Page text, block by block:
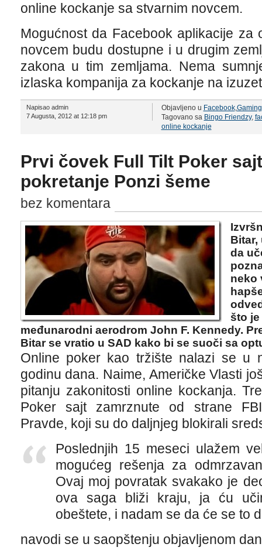
online kockanje sa stvarnim novcem.
Mogućnost da Facebook aplikacije za
novcem budu dostupne i u drugim
zakona u tim zemljama. Nema
izlaska kompanija za kockanje na
Napisao admin
7 Augusta, 2012 at 12:18 pm
Objavljeno u Facebook,Gaming
Tagovano sa Bingo Friendzy,
online kockanje
Prvi čovek Full Tilt Poker
pokretanje Ponzi šeme
bez komentara
Bitar,
da
neko
što
međunarodni aerodrom John F. Kennedy.
Bitar se vratio u SAD kako bi se suoči sa
Online poker kao tržište nalazi se u
godinu dana. Naime, Američke Vlasti
pitanju zakonitosti online kockanja.
Poker sajt zamrznute od strane
Pravde, koji su do daljnjeg blokirali
Poslednjih 15 meseci ulažem
mogućeg rešenja za
Ovaj moj povratak svakako je
ova saga bliži kraju, ja ću
obeštete, i nadam se da će se to
navodi se u saopštenju objavljenom